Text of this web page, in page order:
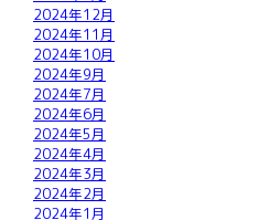
2024年12月
2024年11月
2024年10月
2024年9月
2024年7月
2024年6月
2024年5月
2024年4月
2024年3月
2024年2月
2024年1月